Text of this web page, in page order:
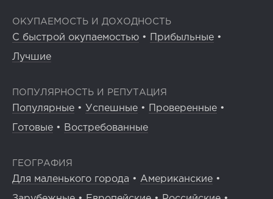
ОКУПАЕМОСТЬ И ДОХОДНОСТЬ
С быстрой окупаемостью • Прибыльные •
Лучшие
ПОПУЛЯРНОСТЬ И РЕПУТАЦИЯ
Популярные • Успешные • Проверенные •
Готовые • Востребованные
ГЕОГРАФИЯ
Для маленького города • Американские •